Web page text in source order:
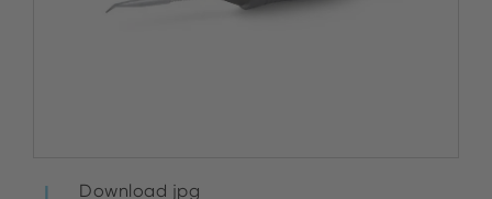
Download jpg